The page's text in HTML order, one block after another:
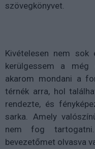
szövegkönyvet.
Kivételesen nem
kerülgessem a még
akarom mondani a
térnék arra, hol
rendezte, és
sarka. Amely
nem fog
bevezetőmet olvasva